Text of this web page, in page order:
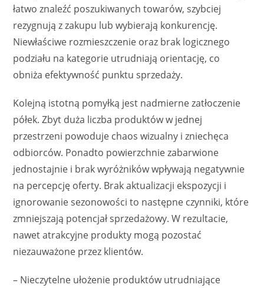
łatwo znaleźć poszukiwanych towarów, szybciej
rezygnują z zakupu lub wybierają konkurencję.
Niewłaściwe rozmieszczenie oraz brak logicznego
podziału na kategorie utrudniają orientację, co
obniża efektywność punktu sprzedaży.
Kolejną istotną pomyłką jest nadmierne zatłoczenie
półek. Zbyt duża liczba produktów w jednej
przestrzeni powoduje chaos wizualny i zniechęca
odbiorców. Ponadto powierzchnie zabarwione
jednostajnie i brak wyróżników wpływają negatywnie
na percepcję oferty. Brak aktualizacji ekspozycji i
ignorowanie sezonowości to następne czynniki, które
zmniejszają potencjał sprzedażowy. W rezultacie,
nawet atrakcyjne produkty mogą pozostać
niezauważone przez klientów.
– Nieczytelne ułożenie produktów utrudniające